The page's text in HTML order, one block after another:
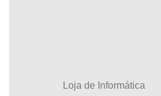
Loja de Informática